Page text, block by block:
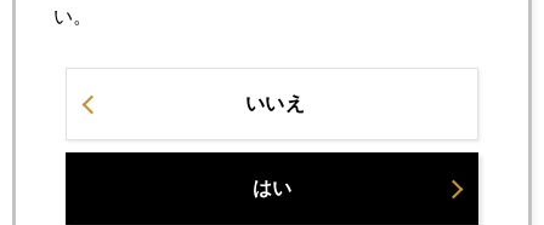
2022年02月17日
2022年02月16日
い。
いいえ
はい